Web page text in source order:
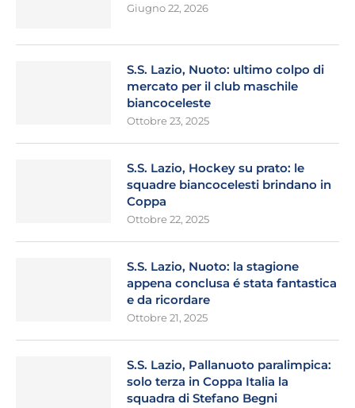
Giugno 22, 2026
S.S. Lazio, Nuoto: ultimo colpo di
mercato per il club maschile
biancoceleste
Ottobre 23, 2025
S.S. Lazio, Hockey su prato: le
squadre biancocelesti brindano in
Coppa
Ottobre 22, 2025
S.S. Lazio, Nuoto: la stagione
appena conclusa é stata fantastica
e da ricordare
Ottobre 21, 2025
S.S. Lazio, Pallanuoto paralimpica:
solo terza in Coppa Italia la
squadra di Stefano Begni